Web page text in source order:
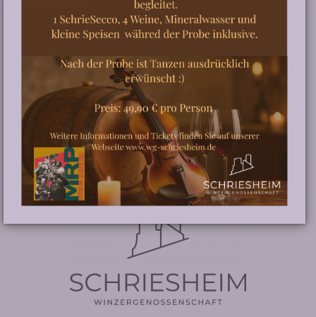
VINOTHEK
Mo. - Fr. 9:00 – 13:00 und 14:00 – 18:00 Uhr
Sa. 10:00 – 16:00 Uhr
Mittwoch Nachmittag geschlossen
An Feiertagen geschlossen.